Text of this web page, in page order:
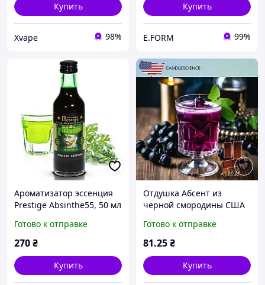
Купить
Xvape 98%
Купить
E.FORM 99%
Ароматизатор эссенция
Prestige Absinthе55, 50 мл
Готово к отправке
270₴
Купить
Отдушка Абсент из
черной смородины США
Готово к отправке
81.25₴
Купить